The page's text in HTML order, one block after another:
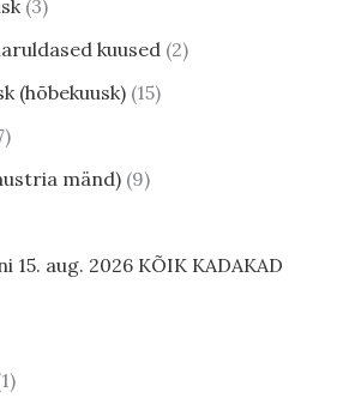
3
kuused 2
(hõbekuusk) 15
mänd) 9
15. aug. 2026 KÕIK KADAKAD
1